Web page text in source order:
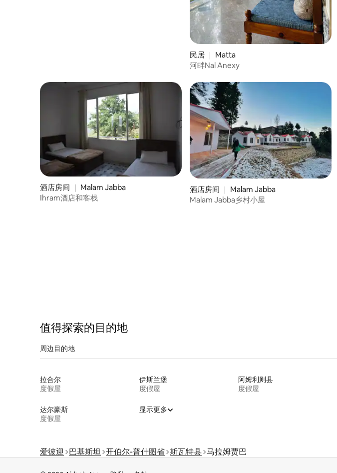
民居 ｜ Matta
河畔Nal Anexy
酒店房间 ｜ Malam Jabba
Ihram酒店和客栈
酒店房间 ｜ Malam Jabba
Malam Jabba乡村小屋
值得探索的目的地
周边目的地
拉合尔
度假屋
伊斯兰堡
度假屋
阿姆利则县
度假屋
达尔豪斯
度假屋
显示更多
爱彼迎 巴基斯坦 开伯尔-普什图省 斯瓦特县 马拉姆贾巴